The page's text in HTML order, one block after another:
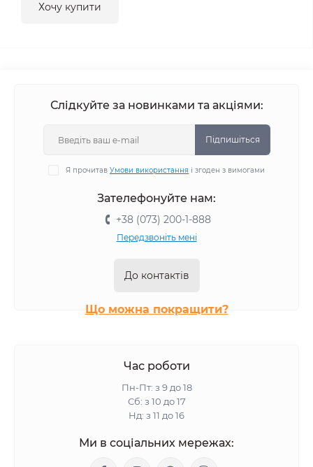
Хочу купити
Слідкуйте за новинками та акціями:
Підпишіться
Я прочитав Умови використання і згоден з вимогами
Зателефонуйте нам:
+38 (073) 200-1-888
Передзвоніть мені
До контактів
Що можна покращити?
Час роботи
Пн-Пт: з 9 до 18
Сб: з 10 до 17
Нд: з 11 до 16
Ми в соціальних мережах: